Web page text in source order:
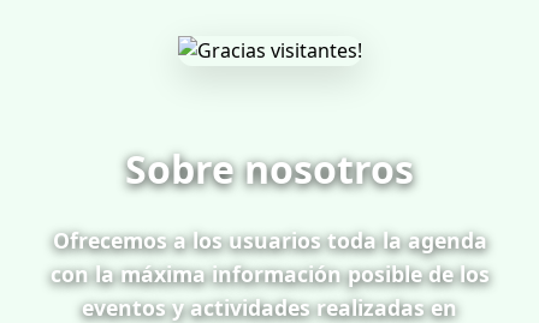
Sobre nosotros
Ofrecemos a los usuarios toda la agenda
con la máxima información posible de los
eventos y actividades realizadas en